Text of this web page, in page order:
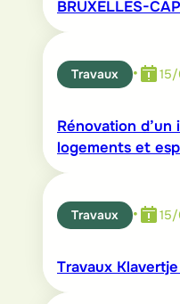
BRUXELLES-
Travaux •
Rénovation d’un
logements et
Travaux •
Travaux